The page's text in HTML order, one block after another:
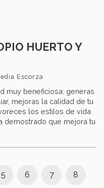
HUERTO Y
Escorza
muy beneficiosa: generas
mejoras la calidad de tu
los estilos de vida
demostrado que mejora tu
5 6 7 8